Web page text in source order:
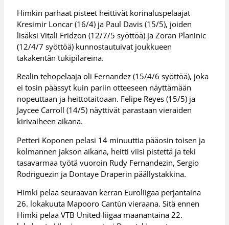
Himkin parhaat pisteet heittivät korinaluspelaajat
Kresimir Loncar (16/4) ja Paul Davis (15/5), joiden
lisäksi Vitali Fridzon (12/7/5 syöttöä) ja Zoran Planinic
(12/4/7 syöttöä) kunnostautuivat joukkueen
takakentän tukipilareina.
Realin tehopelaaja oli Fernandez (15/4/6 syöttöä), joka
ei tosin päässyt kuin pariin otteeseen näyttämään
nopeuttaan ja heittotaitoaan. Felipe Reyes (15/5) ja
Jaycee Carroll (14/5) näyttivät parastaan vieraiden
kirivaiheen aikana.
Petteri Koponen pelasi 14 minuuttia pääosin toisen ja
kolmannen jakson aikana, heitti viisi pistettä ja teki
tasavarmaa työtä vuoroin Rudy Fernandezin, Sergio
Rodriguezin ja Dontaye Draperin päällystakkina.
Himki pelaa seuraavan kerran Euroliigaa perjantaina
26. lokakuuta Mapooro Cantùn vieraana. Sitä ennen
Himki pelaa VTB United-liigaa maanantaina 22.